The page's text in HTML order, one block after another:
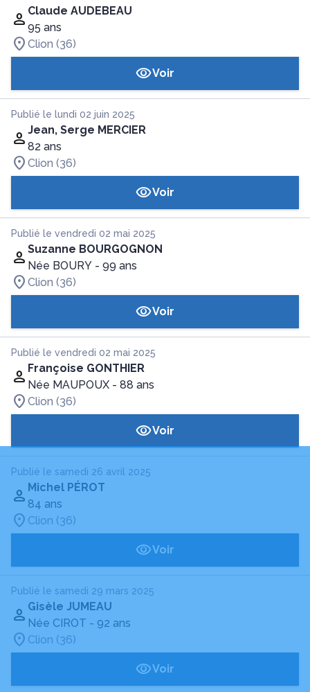
Claude AUDEBEAU
95 ans
Clion (36)
Voir
Publié le lundi 02 juin 2025
Jean, Serge MERCIER
82 ans
Clion (36)
Voir
Publié le vendredi 02 mai 2025
Suzanne BOURGOGNON
Née BOURY - 99 ans
Clion (36)
Voir
Publié le vendredi 02 mai 2025
Françoise GONTHIER
Née MAUPOUX - 88 ans
Clion (36)
Voir
Publié le samedi 26 avril 2025
Michel PÉROT
84 ans
Clion (36)
Voir
Publié le samedi 29 mars 2025
Gisèle JUMEAU
Née CIROT - 92 ans
Clion (36)
Voir